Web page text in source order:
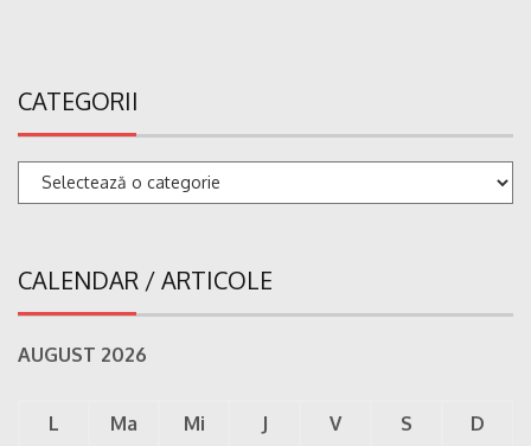
CATEGORII
Categorii
CALENDAR / ARTICOLE
AUGUST 2026
L Ma Mi J V S
D